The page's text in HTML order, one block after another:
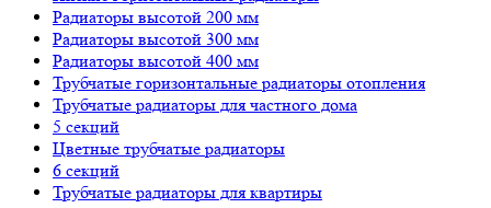
Радиаторы высотой 200 мм
Радиаторы высотой 300 мм
Радиаторы высотой 400 мм
Трубчатые горизонтальные радиаторы отопления
Трубчатые радиаторы для частного дома
5 секций
Цветные трубчатые радиаторы
6 секций
Трубчатые радиаторы для квартиры